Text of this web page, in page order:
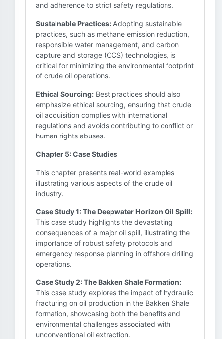
and adherence to strict safety regulations.
Sustainable Practices: Adopting sustainable
practices, such as methane emission reduction,
responsible water management, and carbon
capture and storage (CCS) technologies, is
critical for minimizing the environmental footprint
of crude oil operations.
Ethical Sourcing: Best practices should also
emphasize ethical sourcing, ensuring that crude
oil acquisition complies with international
regulations and avoids contributing to conflict or
human rights abuses.
Chapter 5: Case Studies
This chapter presents real-world examples
illustrating various aspects of the crude oil
industry.
Case Study 1: The Deepwater Horizon Oil Spill:
This case study highlights the devastating
consequences of a major oil spill, illustrating the
importance of robust safety protocols and
emergency response planning in offshore drilling
operations.
Case Study 2: The Bakken Shale Formation:
This case study explores the impact of hydraulic
fracturing on oil production in the Bakken Shale
formation, showcasing both the benefits and
environmental challenges associated with
unconventional oil extraction.